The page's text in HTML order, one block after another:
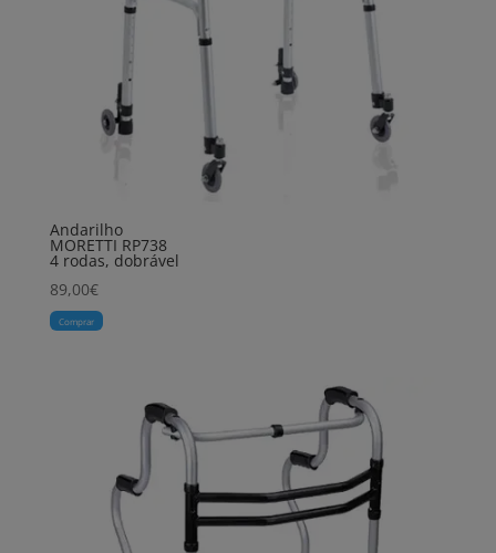
Andarilho
MORETTI RP738
4 rodas, dobrável
89,00€
Comprar